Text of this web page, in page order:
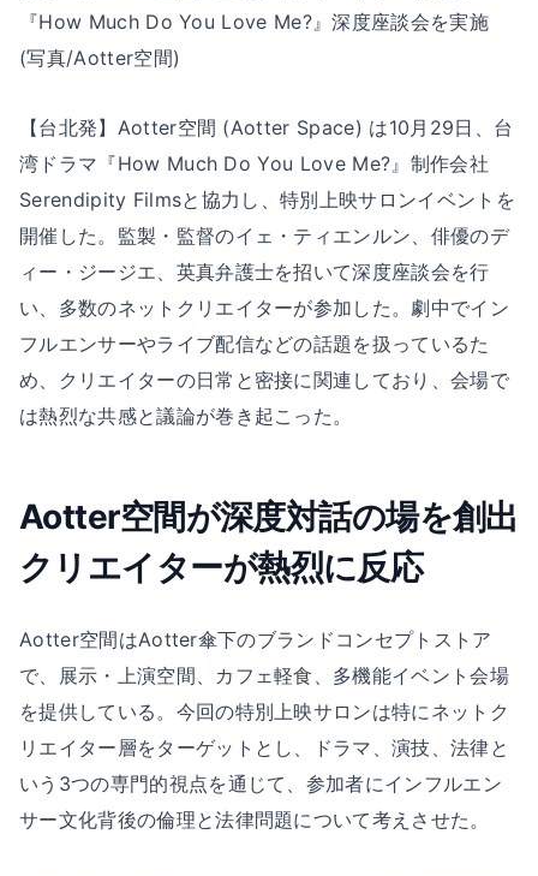
『How Much Do You Love Me?』深度座談会を実施
(写真/Aotter空間)
【台北発】Aotter空間 (Aotter Space) は10月29日、台
湾ドラマ『How Much Do You Love Me?』制作会社
Serendipity Filmsと協力し、特別上映サロンイベントを
開催した。監製・監督のイェ・ティエンルン、俳優のデ
ィー・ジージエ、英真弁護士を招いて深度座談会を行
い、多数のネットクリエイターが参加した。劇中でイン
フルエンサーやライブ配信などの話題を扱っているた
め、クリエイターの日常と密接に関連しており、会場で
は熱烈な共感と議論が巻き起こった。
Aotter空間が深度対話の場を創出
クリエイターが熱烈に反応
Aotter空間はAotter傘下のブランドコンセプトストア
で、展示・上演空間、カフェ軽食、多機能イベント会場
を提供している。今回の特別上映サロンは特にネットク
リエイター層をターゲットとし、ドラマ、演技、法律と
いう3つの専門的視点を通じて、参加者にインフルエン
サー文化背後の倫理と法律問題について考えさせた。